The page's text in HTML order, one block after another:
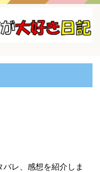
レ、感想を紹介しま